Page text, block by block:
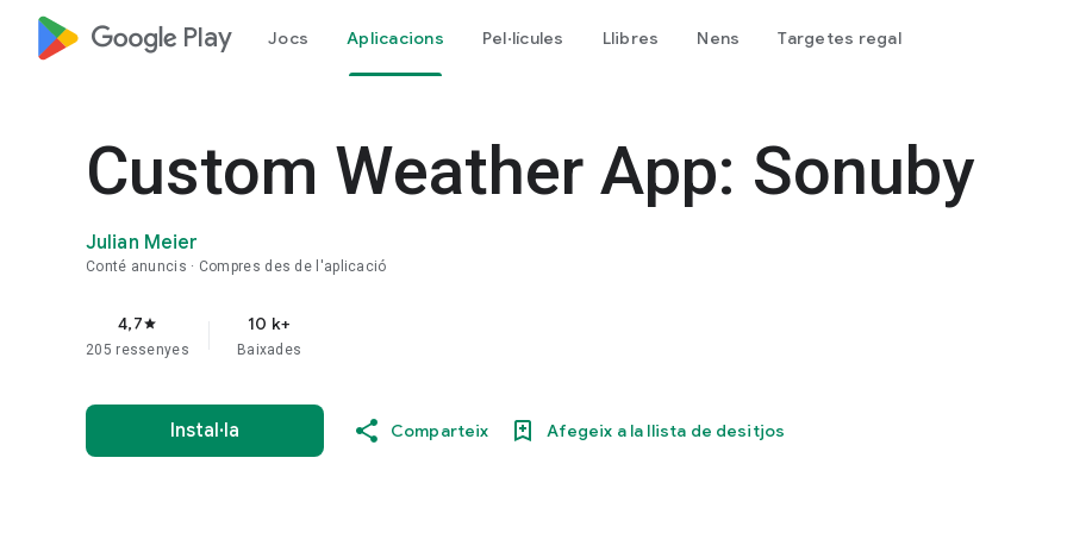
google_logo Play Jocs Aplicacions Pel·lícules Llibres Nens Targetes regal
Custom Weather App: Sonuby
Julian Meier
Conté anuncis Compres des de l'aplicació
4,7star
205 ressenyes
10 k+
Baixades
Instal·la Comparteix Afegeix a la llista de desitjos